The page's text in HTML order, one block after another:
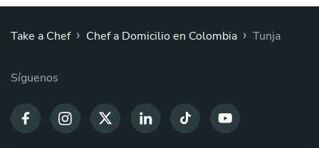
Take a Chef › Chef a Domicilio en Colombia › Tunja
Síguenos